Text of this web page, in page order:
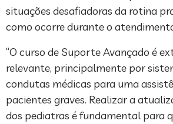
situações desafiadoras da rotina
como ocorre durante o
“O curso de Suporte Avançado é
relevante, principalmente por
condutas médicas para uma
pacientes graves. Realizar a
dos pediatras é fundamental para